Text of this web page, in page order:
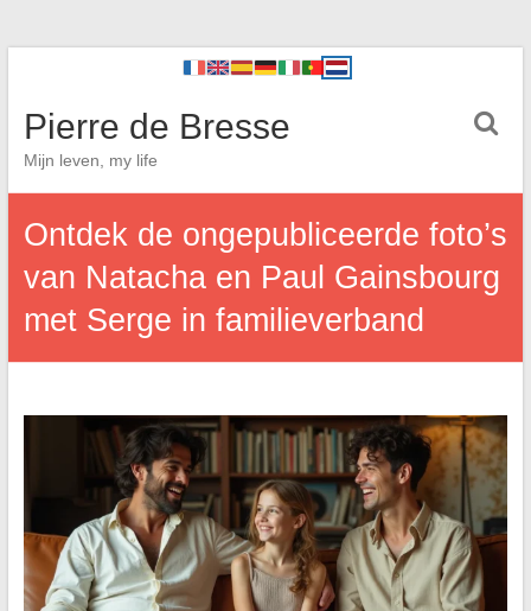
Pierre de Bresse
Mijn leven, my life
Ontdek de ongepubliceerde foto’s
van Natacha en Paul Gainsbourg
met Serge in familieverband